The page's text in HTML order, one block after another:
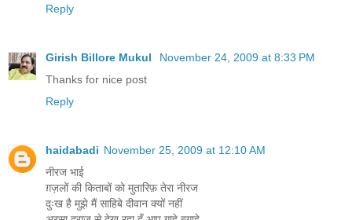
Reply
Girish Billore Mukul
November 24, 2009 at 8:33 PM
Thanks for nice post
Reply
haidabadi November 25, 2009 at 12:10 AM
नीरज भाई
ग़ज़लों की किताबों को मुतारिफ़ तेरा नीरज
दुःख है मुझे मैं साहिबे दीवान क्यों नहीं